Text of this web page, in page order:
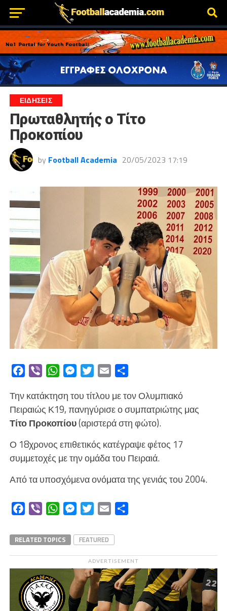
ΕΙΔΗΣΕΙΣ
Πρωταθλητής ο Τίτο
Προκοπίου
by Football Academia 20/05/2023 17:19
Facebook
Viber WhatsAppMessengerTwitterEmail
Την κατάκτηση του τίτλου με τον Ολυμπιακό
Πειραιώς Κ19, πανηγύρισε ο συμπατριώτης μας
Τίτο Προκοπίου(αριστερά στη φώτο).
Ο 18χρονος επιθετικός κατέγραψε φέτος 17
συμμετοχές με την ομάδα του Πειραιά.
Από τα υποσχόμενα ονόματα της γενιάς του 2004.
Facebook
Viber WhatsAppMessengerTwitterEmail
RELATED TOPICS FEATURED
ADVERTISEMENT